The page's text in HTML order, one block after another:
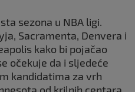
sezona u NBA ligi.
Sacramenta, Denvera i
kako bi pojačao
očekuje da i sljedeće
kandidatima za vrh